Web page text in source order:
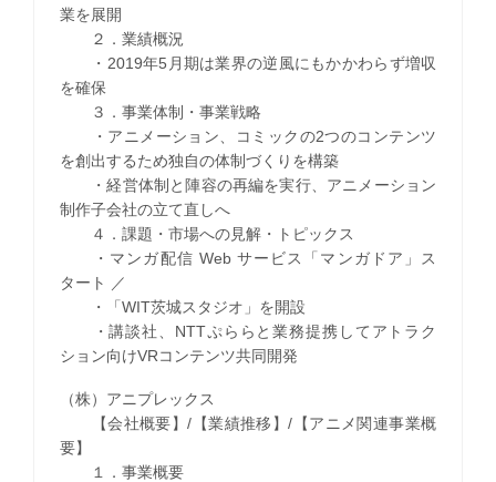
業を展開
２．業績概況
・2019年5月期は業界の逆風にもかかわらず増収
を確保
３．事業体制・事業戦略
・アニメーション、コミックの2つのコンテンツ
を創出するため独自の体制づくりを構築
・経営体制と陣容の再編を実行、アニメーション
制作子会社の立て直しへ
４．課題・市場への見解・トピックス
・マンガ配信 Web サービス「マンガドア」ス
タート ／
・「WIT茨城スタジオ」を開設
・講談社、NTTぷららと業務提携してアトラク
ション向けVRコンテンツ共同開発
（株）アニプレックス
【会社概要】/【業績推移】/【アニメ関連事業概
要】
１．事業概要